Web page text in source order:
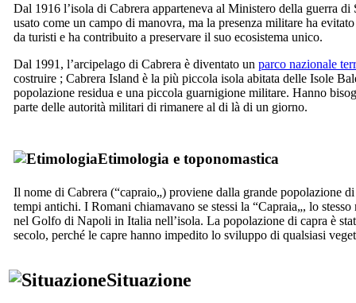
Dal 1916 l’isola di Cabrera apparteneva al Ministero della guerra di
usato come un campo di manovra, ma la presenza militare ha
da turisti e ha contribuito a preservare il suo ecosistema unico.
Dal 1991, l’arcipelago di Cabrera è diventato un parco nazionale
costruire ; Cabrera Island è la più piccola isola abitata delle Isole
popolazione residua e una piccola guarnigione militare. Hanno
parte delle autorità militari di rimanere al di là di un giorno.
Etimologia e toponomastica
Il nome di Cabrera (“capraio„) proviene dalla grande popolazione
tempi antichi. I Romani chiamavano se stessi la “Capraia„, lo
nel Golfo di Napoli in Italia nell’isola. La popolazione di capra è
secolo, perché le capre hanno impedito lo sviluppo di qualsiasi
Situazione